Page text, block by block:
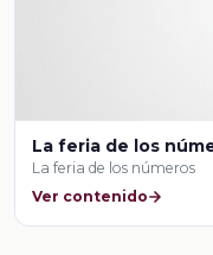
La feria de los
La feria de los números
Ver contenido